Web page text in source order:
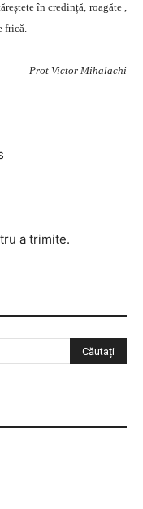
în credință, roagăte ,
frică.
Prot Victor Mihalachi
a trimite.